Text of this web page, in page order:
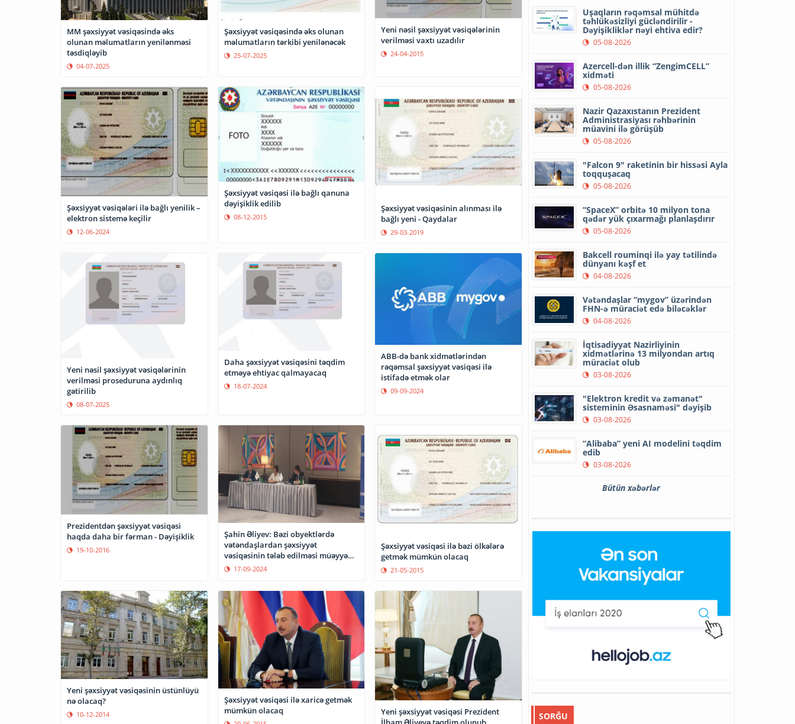
MM şəxsiyyət vəsiqəsində əks
olunan məlumatların yenilənməsi
təsdiqləyib
04-07-2025
Şəxsiyyət vəsiqəsində əks olunan
məlumatların tərkibi yenilənəcək
25-07-2025
Yeni nəsil şəxsiyyət vəsiqələrinin
verilməsi vaxtı uzadılır
24-04-2015
Şəxsiyyət vəsiqələri ilə bağlı yenilik –
elektron sistemə keçilir
12-06-2024
Şəxsiyyət vəsiqəsi ilə bağlı qanuna
dəyişiklik edilib
08-12-2015
Şəxsiyyət vəsiqəsinin alınması ilə
bağlı yeni - Qaydalar
29-03-2019
Yeni nəsil şəxsiyyət vəsiqələrinin
verilməsi proseduruna aydınlıq
gətirilib
08-07-2025
Daha şəxsiyyət vəsiqəsini təqdim
etməyə ehtiyac qalmayacaq
18-07-2024
ABB-də bank xidmətlərindən
rəqəmsal şəxsiyyət vəsiqəsi ilə
istifadə etmək olar
09-09-2024
Prezidentdən şəxsiyyət vəsiqəsi
haqda daha bir fərman - Dəyişiklik
19-10-2016
Şahin Əliyev: Bəzi obyektlərdə
vətəndaşlardan şəxsiyyət
vəsiqəsinin tələb edilməsi müəyyən
risklər yaradır
17-09-2024
Şəxsiyyət vəsiqəsi ilə bəzi ölkələrə
getmək mümkün olacaq
21-05-2015
Yeni şəxsiyyət vəsiqəsinin üstünlüyü
nə olacaq?
10-12-2014
Şəxsiyyət vəsiqəsi ilə xaricə getmək
mümkün olacaq
Yeni şəxsiyyət vəsiqəsi Prezident
Uşaqların rəqəmsal mühitdə
təhlükəsizliyi gücləndirilir -
Dəyişikliklər nəyi ehtiva edir?
05-08-2026
Azercell-dən illik “ZengimCELL”
xidməti
05-08-2026
Nazir Qazaxıstanın Prezident
Administrasiyası rəhbərinin
müavini ilə görüşüb
05-08-2026
"Falcon 9" raketinin bir hissəsi Ayla
toqquşacaq
05-08-2026
“SpaceX” orbitə 10 milyon tona
qədər yük çıxarmağı planlaşdırır
05-08-2026
Bakcell rouminqi ilə yay tətilində
dünyanı kəşf et
04-08-2026
Vətəndaşlar “mygov” üzərindən
FHN-ə müraciət edə biləcəklər
04-08-2026
İqtisadiyyat Nazirliyinin
xidmətlərinə 13 milyondan artıq
müraciət olub
03-08-2026
"Elektron kredit və zəmanət"
sisteminin Əsasnaməsi" dəyişib
03-08-2026
“Alibaba” yeni AI modelini təqdim
edib
03-08-2026
Bütün xəbərlər
SORĞU